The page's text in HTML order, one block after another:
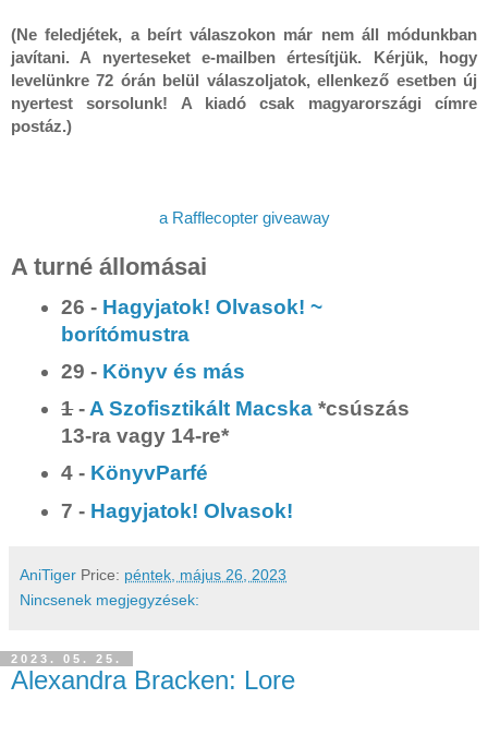
(Ne feledjétek, a beírt válaszokon már nem áll módunkban
javítani. A nyerteseket e-mailben értesítjük. Kérjük, hogy
levelünkre 72 órán belül válaszoljatok, ellenkező esetben új
nyertest sorsolunk! A kiadó csak magyarországi címre
a Rafflecopter giveaway
A turné állomásai
26 - Hagyjatok! Olvasok! ~
borítómustra
29 - Könyv és más
1-A Szofisztikált Macska *csúszás
13-ra vagy 14-re*
4 - KönyvParfé
7 - Hagyjatok! Olvasok!
AniTiger Price: péntek, május 26, 2023
Nincsenek megjegyzések:
2023. 05. 25.
Alexandra Bracken: Lore